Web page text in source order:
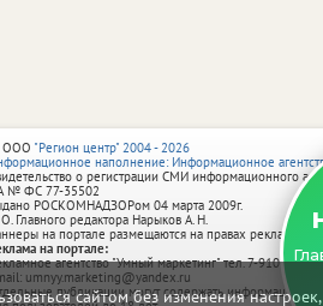
сайтом без изменения настроек,
"Регион центр" 2004 - 2026
наполнение: Информационное
о регистрации СМИ информационного
№ ФС 77‑35502
РОСКОМНАДЗОРом 04 марта 2009г.
Главного редактора Нарыков А. Н.
на портале размещаются на правах рекламы.
на портале:
агентство "Умный маркетинг" тел. 7-910-267-
umnyy.marketing@yandex.ru
публикации могут содержать информацию,